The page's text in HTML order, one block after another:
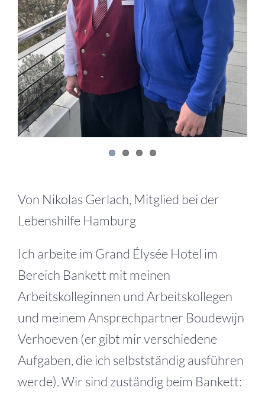
Von Nikolas Gerlach, Mitglied bei der
Lebenshilfe Hamburg
Ich arbeite im Grand Élysée Hotel im
Bereich Bankett mit meinen
Arbeitskolleginnen und Arbeitskollegen
und meinem Ansprechpartner Boudewijn
Verhoeven (er gibt mir verschiedene
Aufgaben, die ich selbstständig ausführen
werde). Wir sind zuständig beim Bankett: